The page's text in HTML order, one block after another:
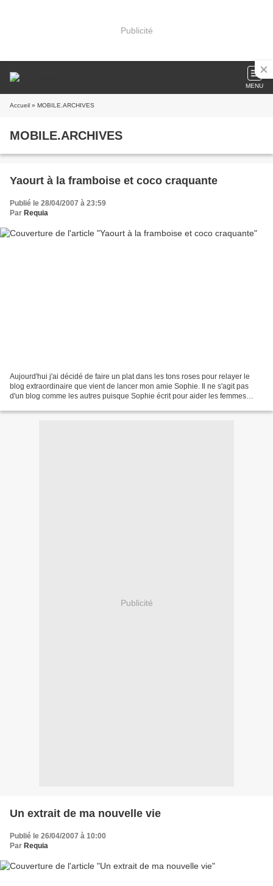
Publicité
MENU
Accueil » MOBILE.ARCHIVES
MOBILE.ARCHIVES
Yaourt à la framboise et coco craquante
Publié le 28/04/2007 à 23:59
Par Requia
Aujourd'hui j'ai décidé de faire un plat dans les tons roses pour relayer le
blog extraordinaire que vient de lancer mon amie Sophie. Il ne s'agit pas
d'un blog comme les autres puisque Sophie écrit pour aider les femmes
Publicité
Un extrait de ma nouvelle vie
Publié le 26/04/2007 à 10:00
Par Requia